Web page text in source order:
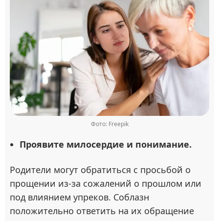
Фото: Freepik
Проявите милосердие и понимание.
Родители могут обратиться с просьбой о
прощении из-за сожалений о прошлом или
под влиянием упреков. Соблазн
положительно ответить на их обращение